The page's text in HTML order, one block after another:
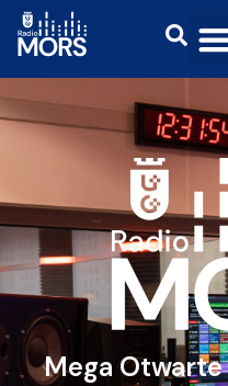
Mega